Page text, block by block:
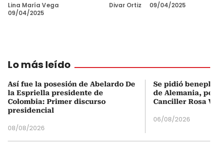
Lina María Vega
09/04/2025
Divar Ortiz 09/04/2025
Lo más leído
Así fue la posesión de Abelardo De
la Espriella presidente de
Colombia: Primer discurso
presidencial
08/08/2026
Se pidió
de Alemania,
Canciller Rosa
06/08/2026